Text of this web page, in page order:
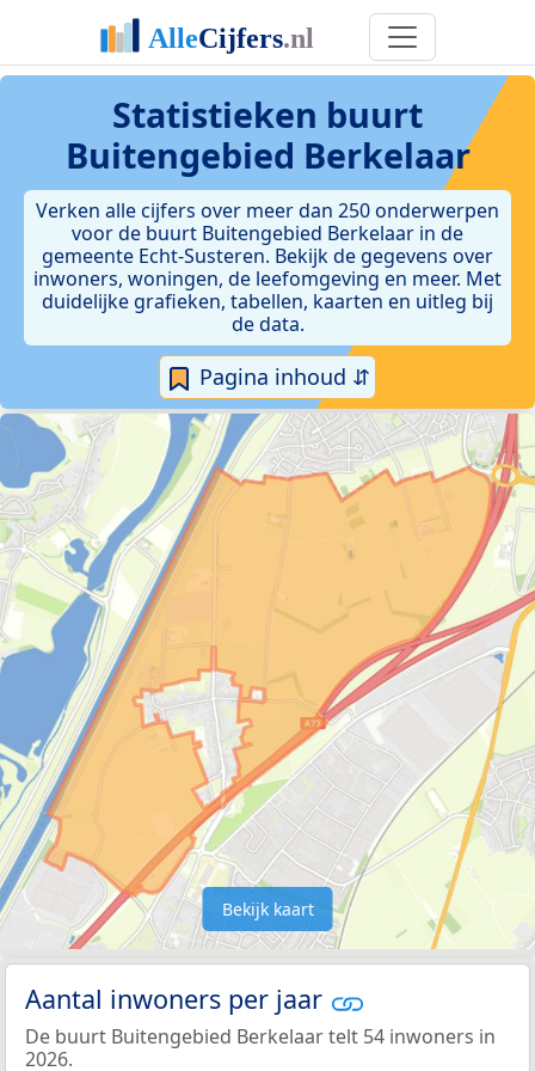
Statistieken buurt
Buitengebied Berkelaar
Verken alle cijfers over meer dan 250 onderwerpen
voor de buurt Buitengebied Berkelaar in de
gemeente Echt-Susteren. Bekijk de gegevens over
inwoners, woningen, de leefomgeving en meer. Met
duidelijke grafieken, tabellen, kaarten en uitleg bij
de data.
Pagina inhoud ⇵
Bekijk kaart
Aantal inwoners per jaar
De buurt Buitengebied Berkelaar telt 54 inwoners in
2026.